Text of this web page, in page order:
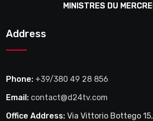
MINISTRES DU
Address
Phone: +39/380 49 28 856
Email: contact@d24tv.com
Office Address: Via Vittorio Bottego